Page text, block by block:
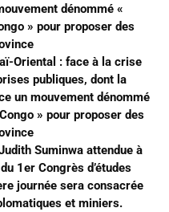
dénommé «
» pour proposer des
Oriental : face à la crise
publiques, dont la
un mouvement dénommé
» pour proposer des
Suminwa attendue à
1er Congrès d’études
journée sera consacrée
et miniers.